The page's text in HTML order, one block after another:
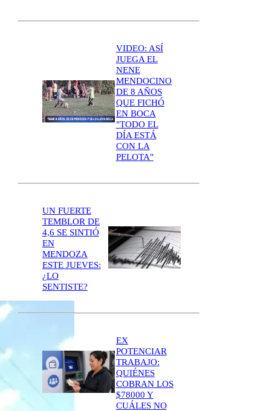
VIDEO: ASÍ
JUEGA EL
NENE
MENDOCINO
DE 8 AÑOS
QUE FICHÓ
EN BOCA
"TODO EL
DÍA ESTÁ
CON LA
PELOTA"
UN FUERTE
TEMBLOR DE
4,6 SE SINTIÓ
EN
MENDOZA
ESTE JUEVES:
¿LO
SENTISTE?
EX
POTENCIAR
TRABAJO:
QUIÉNES
COBRAN LOS
$78000 Y
CUÁLES NO